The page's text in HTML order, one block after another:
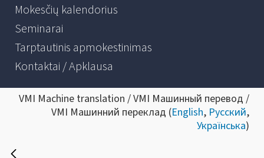
Mokesčių kalendorius
Seminarai
Tarptautinis apmokestinimas
Kontaktai / Apklausa
VMI Machine translation / VMI Машинный перевод /
VMI Машинний переклад (English, Русский,
Українська)